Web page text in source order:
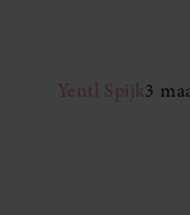
Yentl Spijk3